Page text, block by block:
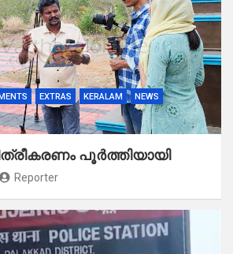
EXTRAS KERALAM
NEWS
പൂർത്തിയായി
Reporter